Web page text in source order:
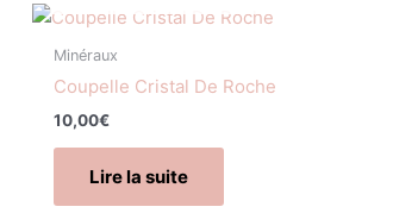
Minéraux
Coupelle Cristal De Roche
10,00€
Lire la suite